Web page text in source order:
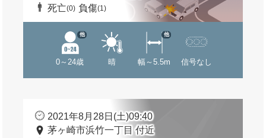
死亡(0) 負傷(1)
0～24歳
他
晴 幅～5.5m
他
信号なし
2021年8月28日(土)09:40
茅ヶ崎市浜竹一丁目 付近